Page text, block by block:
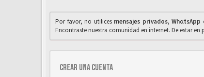
Por favor, no utilices mensajes privados,WhαtsApp
Encontraste nuestra comunidad en internet. De estar
Crear una cuenta